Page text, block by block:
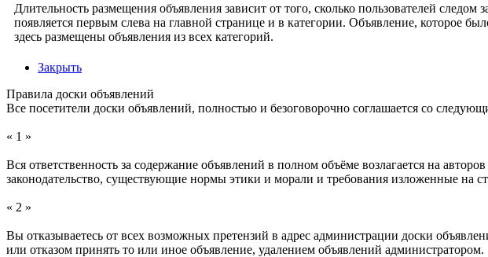
Длительность размещения объявления зависит от того, сколько пользователей
появляется первым слева на главной странице и в категории. Объявление, которое
здесь размещены объявления из всех категорий.
Закрыть
Правила доски объявлений
Все посетители доски объявлений, полностью и безоговорочно соглашается со
« 1 »
Вся ответственность за содержание объявлений в полном объёме возлагается на
законодательство, существующие нормы этики и морали и требования изложенные на
« 2 »
Вы отказываетесь от всех возможных претензий в адрес администрации доски
или отказом принять то или иное объявление, удалением объявлений администратором.